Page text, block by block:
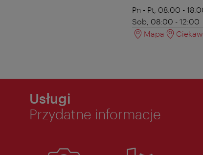
Pn - Pt, 08:00 -
Sob, 08:00 - 12:00
Mapa
Usługi
Przydatne informacje